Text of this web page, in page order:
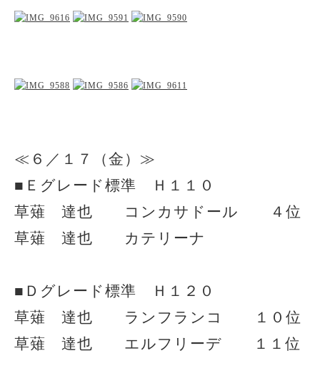
≪６／１７（金）≫
■Ｅグレード標準 Ｈ１１０
草薙 達也 コンカサドール ４位
草薙 達也 カテリーナ
■Ｄグレード標準 Ｈ１２０
草薙 達也 ランフランコ １０位
草薙 達也 エルフリーデ １１位